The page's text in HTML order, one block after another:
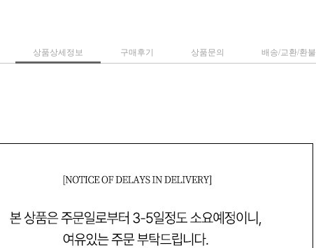
상품상세정보 구매후기 상품문의 배송/교환/환불